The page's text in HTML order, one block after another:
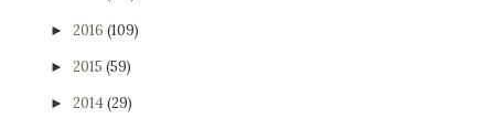
► 2016 (109)
► 2015 (59)
► 2014(29)